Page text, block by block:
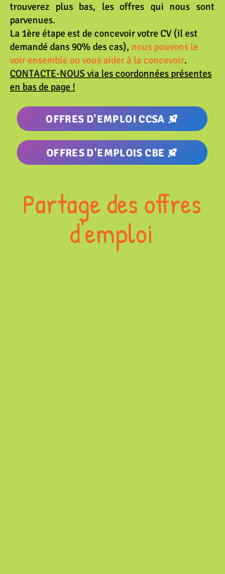
trouverez plus bas, les offres qui nous sont
parvenues.
La 1ère étape est de concevoir votre CV (il est
demandé dans 90% des cas), nous pouvons le
voir ensemble ou vous aider à la concevoir.
CONTACTE-NOUS via les coordonnées présentes
en bas de page !
OFFRES D'EMPLOI CCSA
OFFRES D'EMPLOIS CBE
Partage des offres
d'emploi